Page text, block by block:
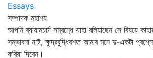
Essays
সম্পাদক মহাশয়
আপনি ব্যায়ামচর্চা সম্বন্ধে যাহা বলিয়াছেন সে বিষয়ে
সম্ভাবনা নাই, ক্ষুদ্রবুদ্ধিবশত আমার মনে দু-একটা
করিয়া দিবেন।